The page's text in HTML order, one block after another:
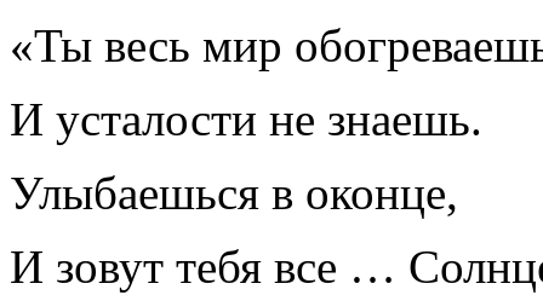
«Ты весь мир
И усталости не знаешь.
Улыбаешься в оконце,
И зовут тебя все …